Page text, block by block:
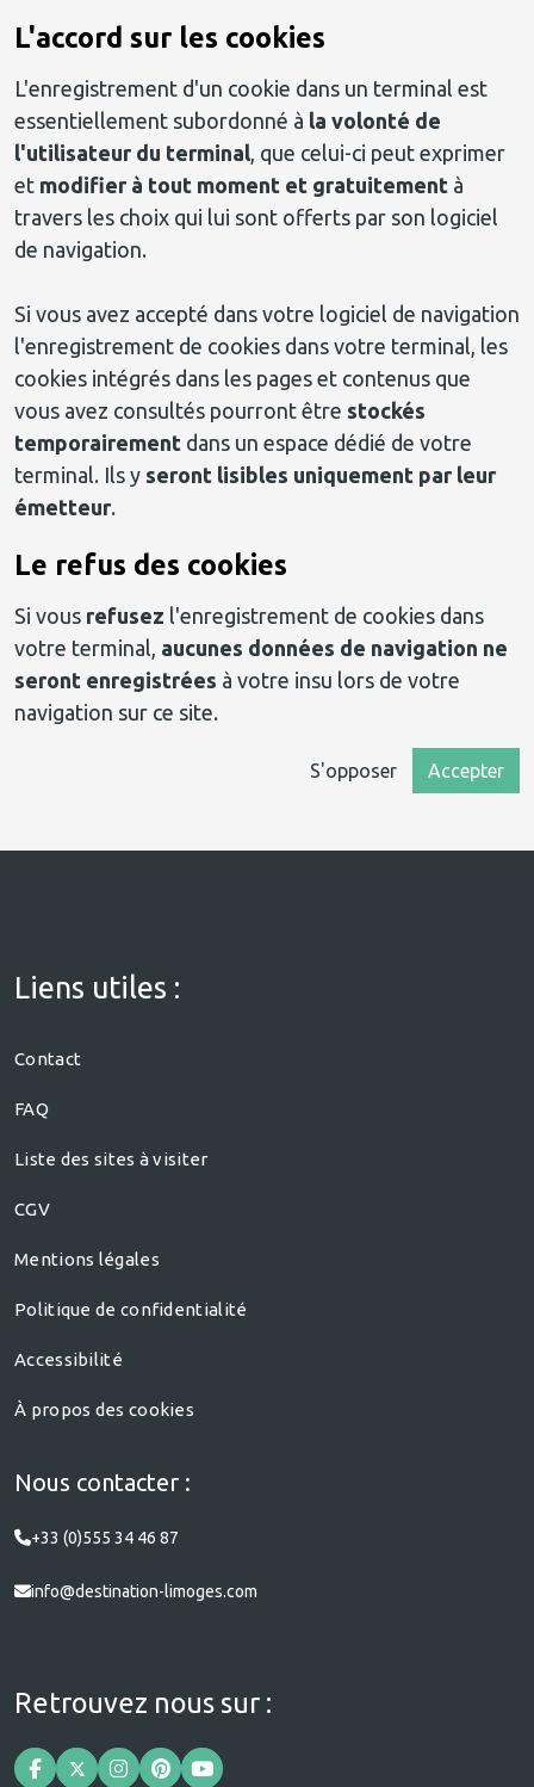
L'accord sur les cookies
L'enregistrement d'un cookie dans un terminal est
essentiellement subordonné à la volonté de
l'utilisateur du terminal, que celui-ci peut exprimer
et modifier à tout moment et gratuitement à
travers les choix qui lui sont offerts par son logiciel
de navigation.
Si vous avez accepté dans votre logiciel de navigation
l'enregistrement de cookies dans votre terminal, les
cookies intégrés dans les pages et contenus que
vous avez consultés pourront être stockés
temporairement dans un espace dédié de votre
terminal. Ils y seront lisibles uniquement par leur
émetteur.
Le refus des cookies
Si vous refusez l'enregistrement de cookies dans
votre terminal, aucunes données de navigation ne
seront enregistrées à votre insu lors de votre
navigation sur ce site.
S'opposer Accepter
Liens utiles :
Contact
FAQ
Liste des sites à visiter
CGV
Mentions légales
Politique de confidentialité
Accessibilité
À propos des cookies
Nous contacter :
+33 (0)555 34 46 87
info@destination-limoges.com
Retrouvez nous sur :